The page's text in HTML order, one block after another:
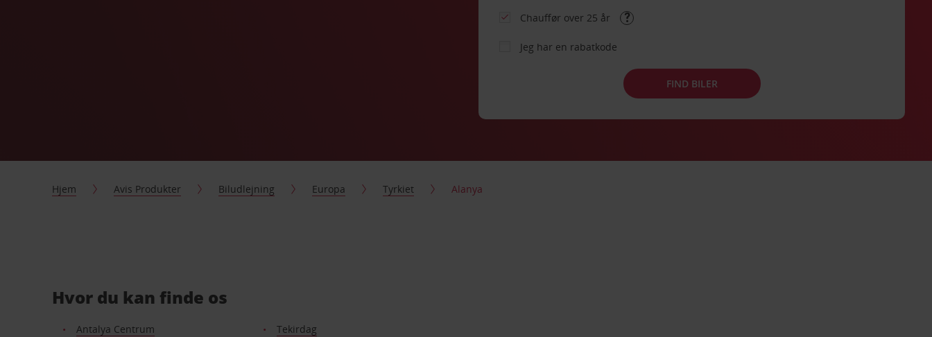
Chauffør over 25 år
Jeg har en rabatkode
FIND BILER
Hjem Avis Produkter Biludlejning Europa Tyrkiet Alanya
Hvor du kan finde os
Antalya Centrum Tekirdag